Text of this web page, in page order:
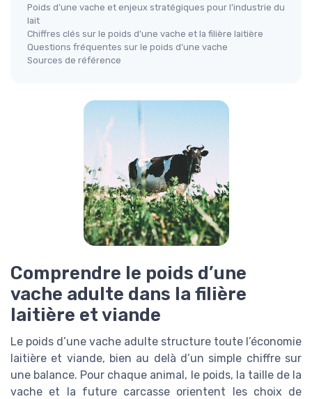
Poids d’une vache et enjeux stratégiques pour l’industrie du
lait
Chiffres clés sur le poids d’une vache et la filière laitière
Questions fréquentes sur le poids d’une vache
Sources de référence
Comprendre le poids d’une
vache adulte dans la filière
laitière et viande
Le poids d’une vache adulte structure toute l’économie
laitière et viande, bien au delà d’un simple chiffre sur
une balance. Pour chaque animal, le poids, la taille de la
vache et la future carcasse orientent les choix de